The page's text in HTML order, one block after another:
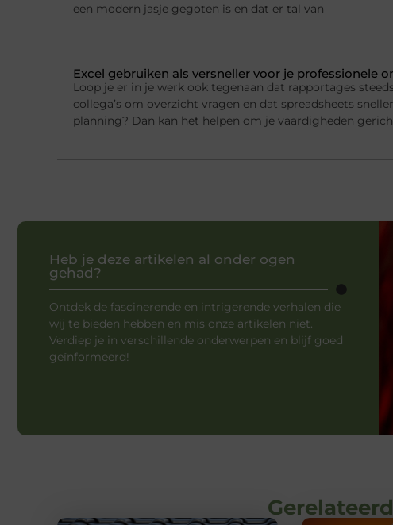
een modern jasje gegoten is en dat er tal van
Excel gebruiken als versneller voor je professionele
Loop je er in je werk ook tegenaan dat rapportages
collega’s om overzicht vragen en dat spreadsheets
planning? Dan kan het helpen om je vaardigheden
Heb je deze artikelen al onder ogen
gehad?
Ontdek de fascinerende en intrigerende verhalen die
wij te bieden hebben en mis onze artikelen niet.
Verdiep je in verschillende onderwerpen en blijf goed
geïnformeerd!